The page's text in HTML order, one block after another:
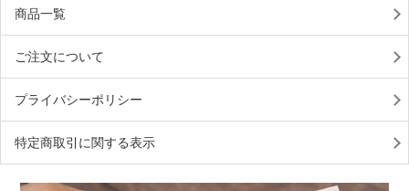
商品一覧
ご注文について
プライバシーポリシー
特定商取引に関する表示